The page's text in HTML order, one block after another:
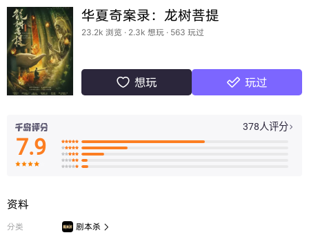
华夏奇案录：龙树菩提
23.2k 浏览 · 2.3k 想玩 · 563 玩过
 想玩  玩过
378人评分 
7.9 




资料
分类 剧本杀 